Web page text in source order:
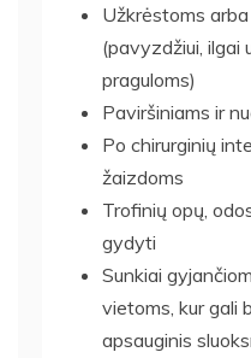
Užkrėstoms
(pavyzdžiui, ilgai
praguloms)
Paviršiniams ir
Po chirurginių
žaizdoms
Trofinių opų,
gydyti
Sunkiai
vietoms, kur gali
apsauginis